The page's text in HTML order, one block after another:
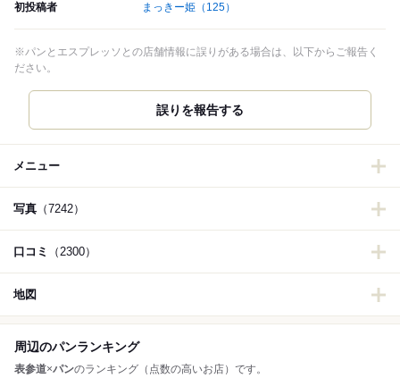
初投稿者 まっきー姫 （125）
※パンとエスプレッソとの店舗情報に誤りがある場合は、以下からご報告く
ださい。
誤りを報告する
メニュー
写真 （7242）
口コミ （2300）
地図
周辺のパンランキング
表参道×パンのランキング（点数の高いお店）です。